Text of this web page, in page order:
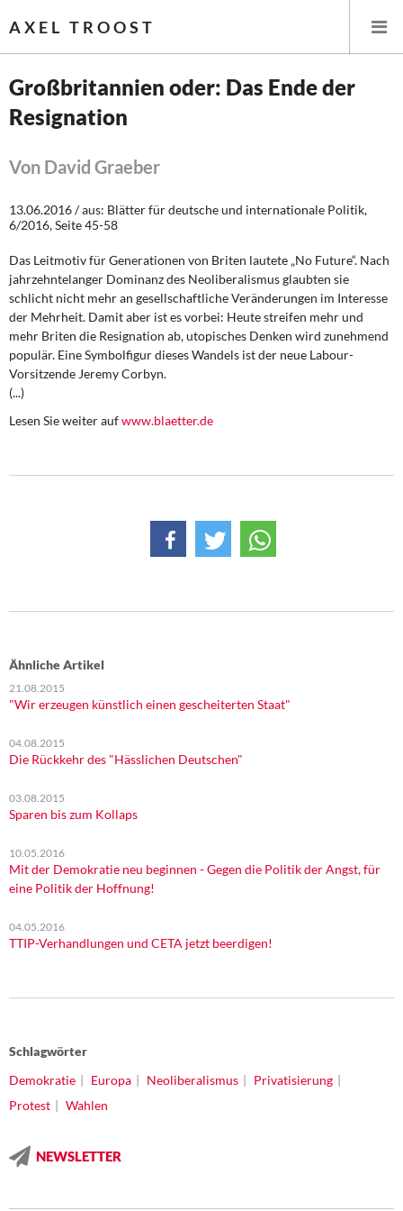
AXEL TROOST
Startseite
Themen
Leitlinien linker Wirtschafts- und Finanzpolitik
Steuer- und Finanzpolitik
Öffentliche Infrastruktur und Daseinsvorsorge
Eurokrise und Griechenland
DIE LINKE
Institut Solidarische Moderne
Kontakt
Großbritannien oder: Das Ende der
Resignation
Von David Graeber
13.06.2016 / aus: Blätter für deutsche und internationale Politik,
6/2016, Seite 45-58
Das Leitmotiv für Generationen von Briten lautete „No Future“. Nach
jahrzehntelanger Dominanz des Neoliberalismus glaubten sie
schlicht nicht mehr an gesellschaftliche Veränderungen im Interesse
der Mehrheit. Damit aber ist es vorbei: Heute streifen mehr und
mehr Briten die Resignation ab, utopisches Denken wird zunehmend
populär. Eine Symbolfigur dieses Wandels ist der neue Labour-
Vorsitzende Jeremy Corbyn.
(...)
Lesen Sie weiter aufwww.blaetter.de
Ähnliche Artikel
21.08.2015
"Wir erzeugen künstlich einen gescheiterten Staat"
04.08.2015
Die Rückkehr des "Hässlichen Deutschen"
03.08.2015
Sparen bis zum Kollaps
10.05.2016
Mit der Demokratie neu beginnen - Gegen die Politik der Angst, für
eine Politik der Hoffnung!
04.05.2016
TTIP-Verhandlungen und CETA jetzt beerdigen!
Schlagwörter
Demokratie
Europa Neoliberalismus
Privatisierung
Protest
Wahlen
NEWSLETTER